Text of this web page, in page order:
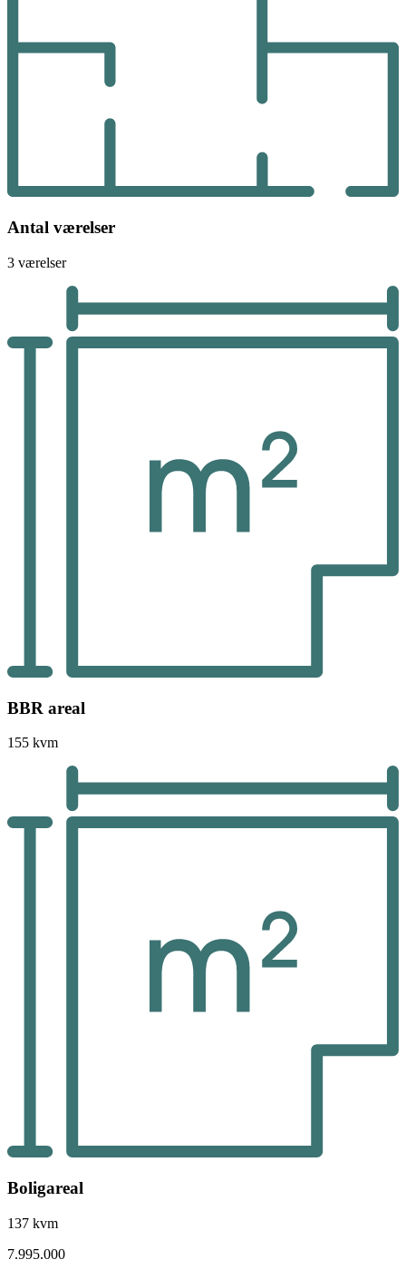
Antal værelser
3 værelser
BBR areal
155 kvm
Boligareal
137 kvm
7.995.000